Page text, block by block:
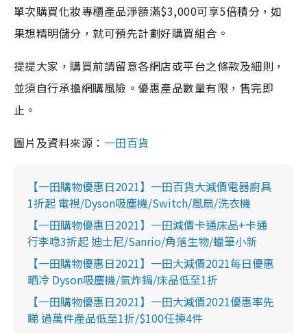
單次購買化妝專櫃產品淨額滿$3,000可享5倍積分，如
果想精明儲分，就可預先計劃好購買組合。
提提大家，購買前請留意各網店或平台之條款及細則，
並須自行承擔網購風險。優惠產品數量有限，售完即
止。
圖片及資料來源： 一田百貨
【一田購物優惠日2021】一田百貨大減價電器廚具
1折起 電視/Dyson吸塵機/Switch/風扇/洗衣機
【一田購物優惠日2021】一田減價卡通床品+卡通
行李喼3折起 迪士尼/Sanrio/角落生物/蠟筆小新
【一田購物優惠日2021】一田大減價2021每日優惠
晒冷 Dyson吸塵機/氣炸鍋/床品低至1折
【一田購物優惠日2021】一田大減價2021優惠率先
睇 過萬件產品低至1折/$100任揀4件